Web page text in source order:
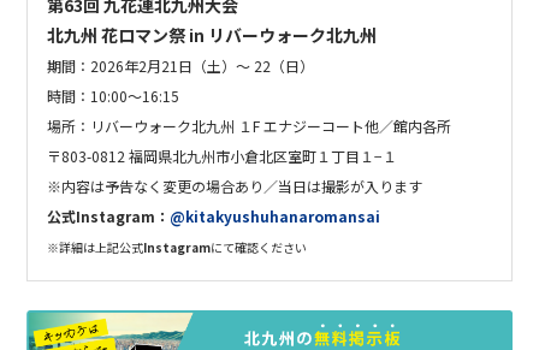
第63回 九花連北九州大会
北九州 花ロマン祭 in リバーウォーク北九州
期間：2026年2月21日（土）〜 22（日）
時間：10:00～16:15
場所：リバーウォーク北九州 １F エナジーコート他／館内各所
〒803-0812 福岡県北九州市小倉北区室町１丁目１−１
※内容は予告なく変更の場合あり／当日は撮影が入ります
公式Instagram ： @kitakyushuhanaromansai
※詳細は上記公式Instagramにて確認ください